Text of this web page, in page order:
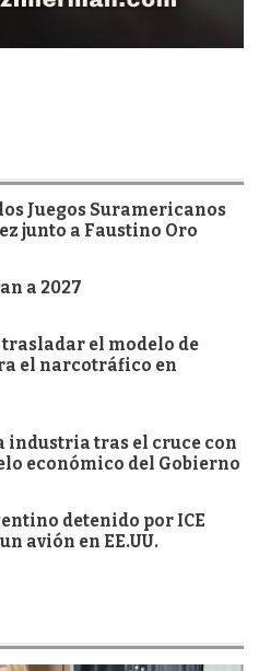
Juegos Suramericanos
junto a Faustino Oro
a 2027
el modelo de
el narcotráfico en
industria tras el cruce con
económico del Gobierno
detenido por ICE
avión en EE.UU.